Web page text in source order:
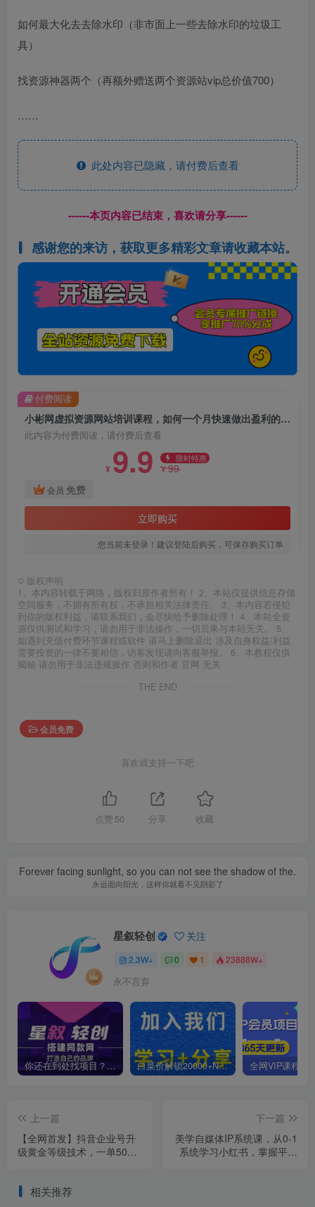
如何最大化去去除水印（非市面上一些去除水印的垃圾工
具）
找资源神器两个（再额外赠送两个资源站vip总价值700）
……
此处内容已隐藏，请付费后查看
------本页内容已结束，喜欢请分享------
感谢您的来访，获取更多精彩文章请收藏本站。
小彬网虚拟资源网站培训课程，如何一个月快速做出盈利的资源网站（实打实经验）
此内容为付费阅读，请付费后查看
¥ 9.9 限时特惠
¥99
会员 免费
立即购买
您当前未登录！建议登陆后购买，可保存购买订单
付费阅读
© 版权声明
1、本内容转载于网络，版权归原作者所有！ 2、本站仅提供信息存储
空间服务，不拥有所有权，不承担相关法律责任。 3、本内容若侵犯
到你的版权利益，请联系我们，会尽快给予删除处理！ 4、本站全资
源仅供测试和学习，请勿用于非法操作，一切后果与本站无关。 5、
如遇到充值付费环节课程或软件 请马上删除退出 涉及自身权益/利益
需要投资的一律不要相信，访客发现请向客服举报。 6、本教程仅供
揭秘 请勿用于非法违规操作 否则和作者 官网 无关
THE END
会员免费
喜欢就支持一下吧
点赞 50 分享 收藏
Forever facing sunlight, so you can not see the shadow of the.
永远面向阳光，这样你就看不见阴影了
星叙轻创 关注
2.3W+ 0 1 23888W+
永不言弃
你还在到处找项目？还在当韭菜？我靠卖项目一个月收入5万+，曾经我也是个失败者。 白菜价解锁20000+N个赚钱机会，加入星叙轻创会员，全站资源免费学习。
上一篇
【全网首发】抖音企业号升
级黄金等级技术，一单50到
下一篇
美学自媒体IP系统课，从0-1
系统学习小红书，掌握平台
相关推荐